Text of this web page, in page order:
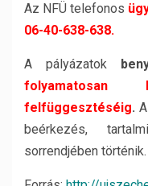
Az NFÜ telefonos
06-40-638-638.
A pályázatok
felfüggesztéséig.
beérkezés,
sorrendjében történik.